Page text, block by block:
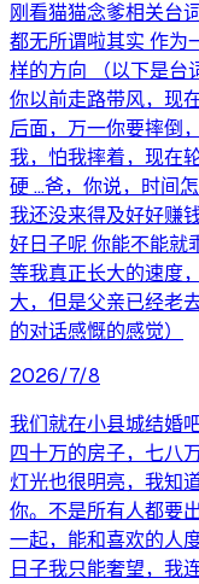
刚看猫猫念爹相关台
都无所谓啦其实 作为
样的方向 （以下是台
你以前走路带风，现
后面，万一你要摔倒
我，怕我摔着，现在
硬 ...爸，你说，时间
我还没来得及好好赚
好日子呢 你能不能就
等我真正长大的速度
大，但是父亲已经老
的对话感慨的感觉）
2026/7/8
我们就在小县城结婚
四十万的房子，七八
灯光也很明亮，我知
你。不是所有人都要
一起，能和喜欢的人
日子我只能奢望，我